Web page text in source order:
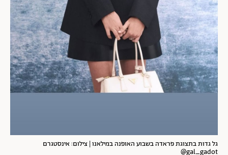
גל גדות בתצוגת פראדה בשבוע האופנה במילאנו | צילום: אינסטגרם
gal_gadot@